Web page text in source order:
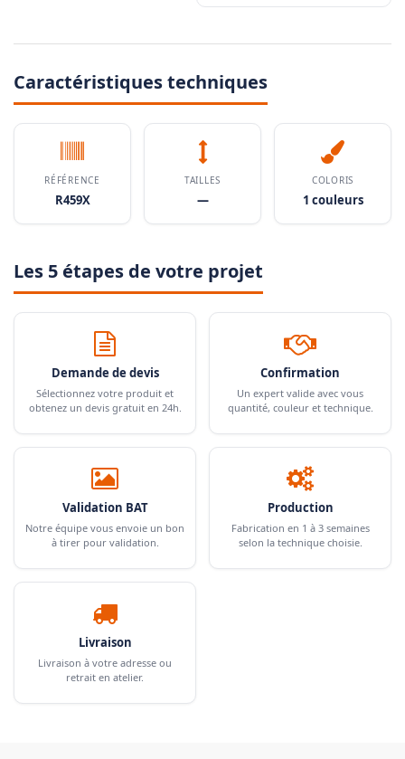
Caractéristiques techniques
RÉFÉRENCE
R459X
TAILLES
—
COLORIS
1 couleurs
Les 5 étapes de votre projet
Demande de devis
Sélectionnez votre produit et
obtenez un devis gratuit en 24h.
Confirmation
Un expert valide avec vous
quantité, couleur et technique.
Validation BAT
Notre équipe vous envoie un bon
à tirer pour validation.
Production
Fabrication en 1 à 3 semaines
selon la technique choisie.
Livraison
Livraison à votre adresse ou
retrait en atelier.